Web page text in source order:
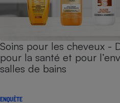
Soins pour les cheveux -
pour la santé et pour
salles de bains
ENQUÊTE